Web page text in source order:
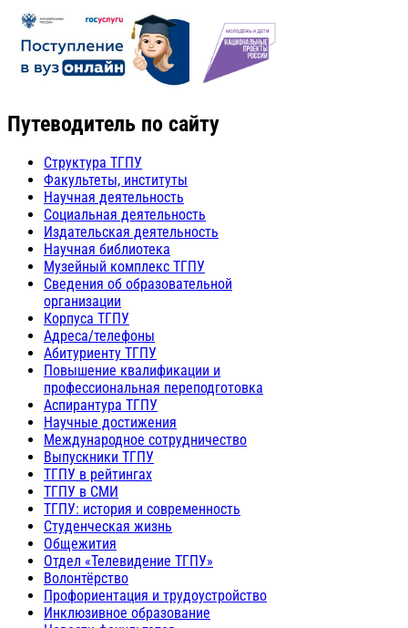
Путеводитель по сайту
Структура ТГПУ
Факультеты, институты
Научная деятельность
Социальная деятельность
Издательская деятельность
Научная библиотека
Музейный комплекс ТГПУ
Сведения об образовательной
организации
Корпуса ТГПУ
Адреса/телефоны
Абитуриенту ТГПУ
Повышение квалификации и
профессиональная переподготовка
Аспирантура ТГПУ
Научные достижения
Международное сотрудничество
Выпускники ТГПУ
ТГПУ в рейтингах
ТГПУ в СМИ
ТГПУ: история и современность
Студенческая жизнь
Общежития
Отдел «Телевидение ТГПУ»
Волонтёрство
Профориентация и трудоустройство
Инклюзивное образование